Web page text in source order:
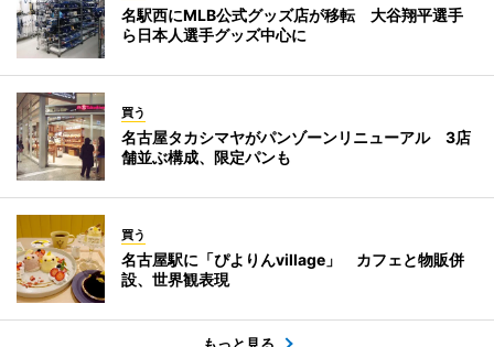
名駅西にMLB公式グッズ店が移転 大谷翔平選手
ら日本人選手グッズ中心に
買う
名古屋タカシマヤがパンゾーンリニューアル 3店
舗並ぶ構成、限定パンも
買う
名古屋駅に「ぴよりんvillage」 カフェと物販併
設、世界観表現
もっと見る